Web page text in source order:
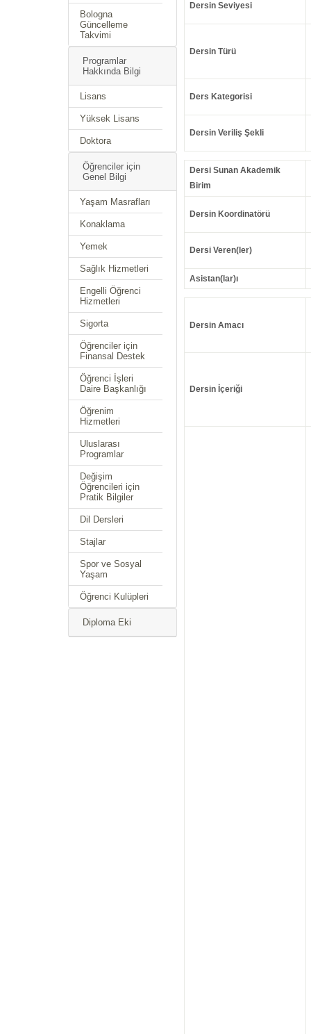
Bologna
Güncelleme
Takvimi
Programlar
Hakkında Bilgi
Lisans
Yüksek Lisans
Doktora
Öğrenciler için
Genel Bilgi
Yaşam Masrafları
Konaklama
Yemek
Sağlık Hizmetleri
Engelli Öğrenci
Hizmetleri
Sigorta
Öğrenciler için
Finansal Destek
Öğrenci İşleri
Daire Başkanlığı
Öğrenim
Hizmetleri
Uluslarası
Programlar
Değişim
Öğrencileri için
Pratik Bilgiler
Dil Dersleri
Stajlar
Spor ve Sosyal
Yaşam
Öğrenci Kulüpleri
Diploma Eki
Dersin Seviyesi
Dersin Türü
Ders Kategorisi
Dersin Veriliş Şekli
Dersi Sunan Akademik
Birim
Dersin Koordinatörü
Dersi Veren(ler)
Asistan(lar)ı
Dersin Amacı
Dersin İçeriği